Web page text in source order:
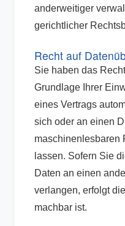
anderweitiger
gerichtlicher
Recht auf
Sie haben das
Grundlage Ihrer
eines Vertrags
sich oder an einen
maschinenlesbaren
lassen. Sofern Sie
Daten an einen
verlangen, erfolgt
machbar ist.